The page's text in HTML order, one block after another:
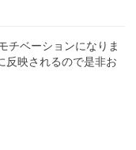
チベーションになりま
反映されるので是非お